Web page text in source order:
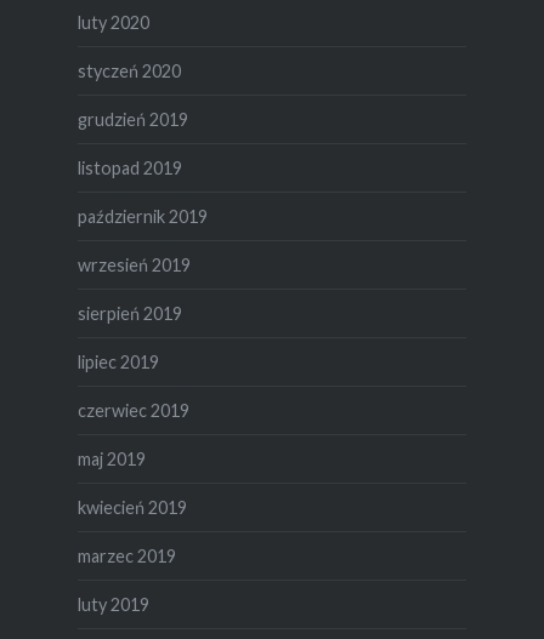
luty 2020
styczeń 2020
grudzień 2019
listopad 2019
październik 2019
wrzesień 2019
sierpień 2019
lipiec 2019
czerwiec 2019
maj 2019
kwiecień 2019
marzec 2019
luty 2019